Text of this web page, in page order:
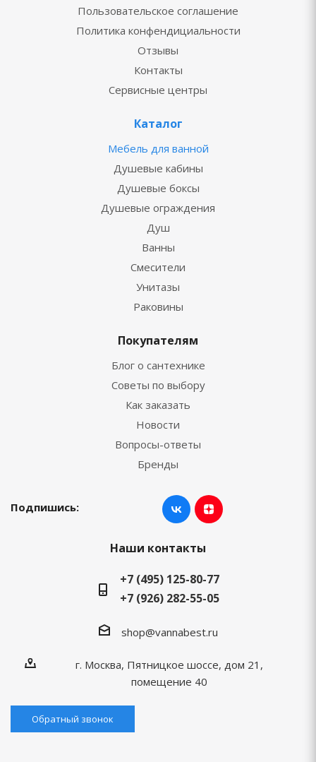
Пользовательское соглашение
Политика конфендициальности
Отзывы
Контакты
Сервисные центры
Каталог
Мебель для ванной
Душевые кабины
Душевые боксы
Душевые ограждения
Душ
Ванны
Смесители
Унитазы
Раковины
Покупателям
Блог о сантехнике
Советы по выбору
Как заказать
Новости
Вопросы-ответы
Бренды
Подпишись:
Наши контакты
+7 (495) 125-80-77
+7 (926) 282-55-05
shop@vannabest.ru
г. Москва, Пятницкое шоссе, дом 21,
помещение 40
Обратный звонок